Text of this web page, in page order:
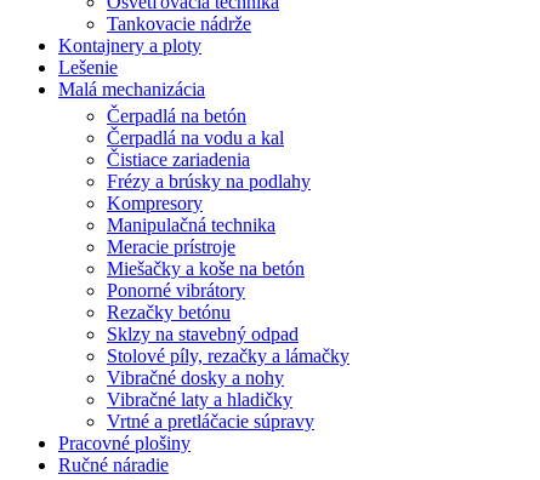
Tankovacie nádrže
Kontajnery a ploty
Lešenie
Malá mechanizácia
Čerpadlá na betón
Čerpadlá na vodu a kal
Čistiace zariadenia
Frézy a brúsky na podlahy
Kompresory
Manipulačná technika
Meracie prístroje
Miešačky a koše na betón
Ponorné vibrátory
Rezačky betónu
Sklzy na stavebný odpad
Stolové píly, rezačky a lámačky
Vibračné dosky a nohy
Vibračné laty a hladičky
Vrtné a pretláčacie súpravy
Pracovné plošiny
Ručné náradie